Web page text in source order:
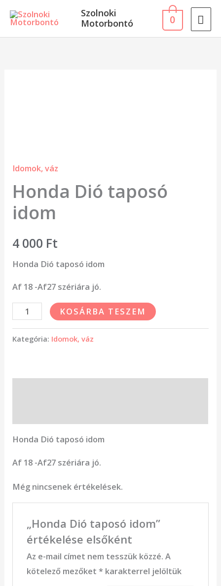
content
Szolnoki
Motorbontó
0
Idomok, váz
Honda Dió taposó
idom
4 000 Ft
Honda Dió taposó idom
Af 18 -Af27 szériára jó.
KOSÁRBA TESZEM
Kategória: Idomok, váz
Honda Dió taposó idom
Af 18 -Af27 szériára jó.
Még nincsenek értékelések.
„Honda Dió taposó idom”
értékelése elsőként
Az e-mail címet nem tesszük közzé. A
kötelező mezőket *karakterrel jelöltük